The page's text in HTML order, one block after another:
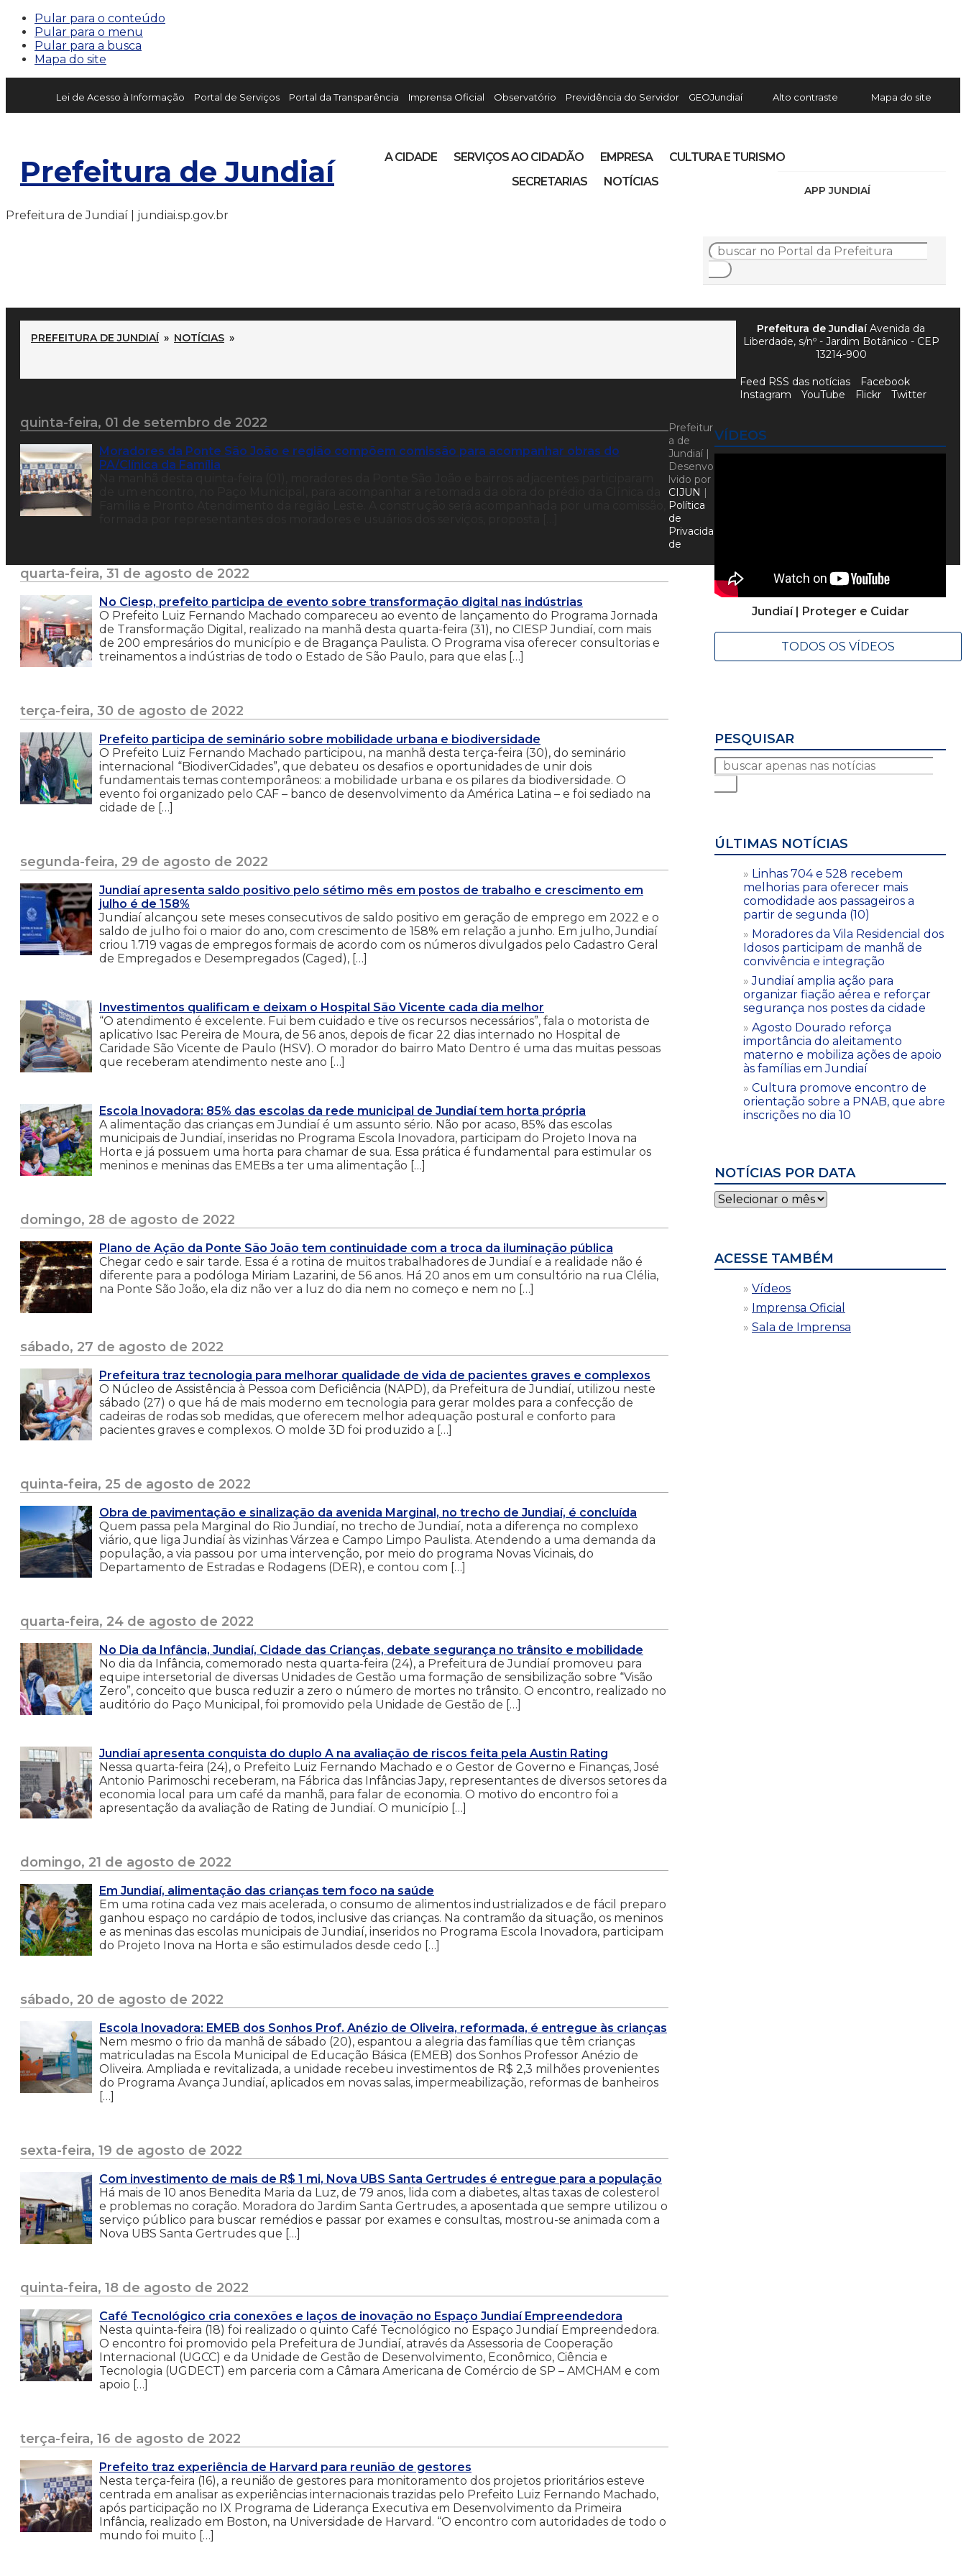
Pular para o conteúdo
Pular para o menu
Pular para a busca
Mapa do site
Lei de Acesso à Informação Portal de Serviços Portal da Transparência Imprensa Oficial Observatório Previdência do Servidor GEOJundiaí Alto contraste Mapa do site
Prefeitura de Jundiaí
APP JUNDIAÍ
A CIDADE SERVIÇOS AO CIDADÃO EMPRESA
CULTURA E TURISMO
SECRETARIAS
NOTÍCIAS
Prefeitura de Jundiaí | jundiai.sp.gov.br
PREFEITURA DE JUNDIAÍ » NOTÍCIAS »
quinta-feira, 01 de setembro de 2022
Moradores da Ponte São João e região compõem comissão para acompanhar obras do
PA/Clínica da Família
quarta-feira, 31 de agosto de 2022
No Ciesp, prefeito participa de evento sobre transformação digital nas indústrias
O Prefeito Luiz Fernando Machado compareceu ao evento de lançamento do Programa Jornada
de Transformação Digital, realizado na manhã desta quarta-feira (31), no CIESP Jundiaí, com mais
de 200 empresários do município e de Bragança Paulista. O Programa visa oferecer consultorias e
treinamentos a indústrias de todo o Estado de São Paulo, para que elas […]
terça-feira, 30 de agosto de 2022
Prefeito participa de seminário sobre mobilidade urbana e biodiversidade
O Prefeito Luiz Fernando Machado participou, na manhã desta terça-feira (30), do seminário
internacional “BiodiverCidades”, que debateu os desafios e oportunidades de unir dois
fundamentais temas contemporâneos: a mobilidade urbana e os pilares da biodiversidade. O
evento foi organizado pelo CAF – banco de desenvolvimento da América Latina – e foi sediado na
cidade de […]
segunda-feira, 29 de agosto de 2022
Jundiaí apresenta saldo positivo pelo sétimo mês em postos de trabalho e crescimento em
julho é de 158%
Jundiaí alcançou sete meses consecutivos de saldo positivo em geração de emprego em 2022 e o
saldo de julho foi o maior do ano, com crescimento de 158% em relação a junho. Em julho, Jundiaí
criou 1.719 vagas de empregos formais de acordo com os números divulgados pelo Cadastro Geral
de Empregados e Desempregados (Caged), […]
Investimentos qualificam e deixam o Hospital São Vicente cada dia melhor
“O atendimento é excelente. Fui bem cuidado e tive os recursos necessários”, fala o motorista de
aplicativo Isac Pereira de Moura, de 56 anos, depois de ficar 22 dias internado no Hospital de
Caridade São Vicente de Paulo (HSV). O morador do bairro Mato Dentro é uma das muitas pessoas
que receberam atendimento neste ano […]
Escola Inovadora: 85% das escolas da rede municipal de Jundiaí tem horta própria
A alimentação das crianças em Jundiaí é um assunto sério. Não por acaso, 85% das escolas
municipais de Jundiaí, inseridas no Programa Escola Inovadora, participam do Projeto Inova na
Horta e já possuem uma horta para chamar de sua. Essa prática é fundamental para estimular os
meninos e meninas das EMEBs a ter uma alimentação […]
domingo, 28 de agosto de 2022
Plano de Ação da Ponte São João tem continuidade com a troca da iluminação pública
Chegar cedo e sair tarde. Essa é a rotina de muitos trabalhadores de Jundiaí e a realidade não é
diferente para a podóloga Miriam Lazarini, de 56 anos. Há 20 anos em um consultório na rua Clélia,
na Ponte São João, ela diz não ver a luz do dia nem no começo e nem no […]
sábado, 27 de agosto de 2022
Prefeitura traz tecnologia para melhorar qualidade de vida de pacientes graves e complexos
O Núcleo de Assistência à Pessoa com Deficiência (NAPD), da Prefeitura de Jundiaí, utilizou neste
sábado (27) o que há de mais moderno em tecnologia para gerar moldes para a confecção de
cadeiras de rodas sob medidas, que oferecem melhor adequação postural e conforto para
pacientes graves e complexos. O molde 3D foi produzido a […]
quinta-feira, 25 de agosto de 2022
Obra de pavimentação e sinalização da avenida Marginal, no trecho de Jundiaí, é concluída
Quem passa pela Marginal do Rio Jundiaí, no trecho de Jundiaí, nota a diferença no complexo
viário, que liga Jundiaí às vizinhas Várzea e Campo Limpo Paulista. Atendendo a uma demanda da
população, a via passou por uma intervenção, por meio do programa Novas Vicinais, do
Departamento de Estradas e Rodagens (DER), e contou com […]
quarta-feira, 24 de agosto de 2022
No Dia da Infância, Jundiaí, Cidade das Crianças, debate segurança no trânsito e mobilidade
No dia da Infância, comemorado nesta quarta-feira (24), a Prefeitura de Jundiaí promoveu para
equipe intersetorial de diversas Unidades de Gestão uma formação de sensibilização sobre “Visão
Zero”, conceito que busca reduzir a zero o número de mortes no trânsito. O encontro, realizado no
auditório do Paço Municipal, foi promovido pela Unidade de Gestão de […]
Jundiaí apresenta conquista do duplo A na avaliação de riscos feita pela Austin Rating
Nessa quarta-feira (24), o Prefeito Luiz Fernando Machado e o Gestor de Governo e Finanças, José
Antonio Parimoschi receberam, na Fábrica das Infâncias Japy, representantes de diversos setores da
economia local para um café da manhã, para falar de economia. O motivo do encontro foi a
apresentação da avaliação de Rating de Jundiaí. O município […]
domingo, 21 de agosto de 2022
Em Jundiaí, alimentação das crianças tem foco na saúde
Em uma rotina cada vez mais acelerada, o consumo de alimentos industrializados e de fácil preparo
ganhou espaço no cardápio de todos, inclusive das crianças. Na contramão da situação, os meninos
e as meninas das escolas municipais de Jundiaí, inseridos no Programa Escola Inovadora, participam
do Projeto Inova na Horta e são estimulados desde cedo […]
sábado, 20 de agosto de 2022
Escola Inovadora: EMEB dos Sonhos Prof. Anézio de Oliveira, reformada, é entregue às crianças
Nem mesmo o frio da manhã de sábado (20), espantou a alegria das famílias que têm crianças
matriculadas na Escola Municipal de Educação Básica (EMEB) dos Sonhos Professor Anézio de
Oliveira. Ampliada e revitalizada, a unidade recebeu investimentos de R$ 2,3 milhões provenientes
do Programa Avança Jundiaí, aplicados em novas salas, impermeabilização, reformas de banheiros
[…]
sexta-feira, 19 de agosto de 2022
Com investimento de mais de R$ 1 mi, Nova UBS Santa Gertrudes é entregue para a população
Há mais de 10 anos Benedita Maria da Luz, de 79 anos, lida com a diabetes, altas taxas de colesterol
e problemas no coração. Moradora do Jardim Santa Gertrudes, a aposentada que sempre utilizou o
serviço público para buscar remédios e passar por exames e consultas, mostrou-se animada com a
Nova UBS Santa Gertrudes que […]
quinta-feira, 18 de agosto de 2022
Café Tecnológico cria conexões e laços de inovação no Espaço Jundiaí Empreendedora
Nesta quinta-feira (18) foi realizado o quinto Café Tecnológico no Espaço Jundiaí Empreendedora.
O encontro foi promovido pela Prefeitura de Jundiaí, através da Assessoria de Cooperação
Internacional (UGCC) e da Unidade de Gestão de Desenvolvimento, Econômico, Ciência e
Tecnologia (UGDECT) em parceria com a Câmara Americana de Comércio de SP – AMCHAM e com
apoio […]
terça-feira, 16 de agosto de 2022
Prefeito traz experiência de Harvard para reunião de gestores
Nesta terça-feira (16), a reunião de gestores para monitoramento dos projetos prioritários esteve
centrada em analisar as experiências internacionais trazidas pelo Prefeito Luiz Fernando Machado,
após participação no IX Programa de Liderança Executiva em Desenvolvimento da Primeira
Infância, realizado em Boston, na Universidade de Harvard. “O encontro com autoridades de todo o
mundo foi muito […]
VÍDEOS
Jundiaí | Proteger e Cuidar
TODOS OS VÍDEOS
PESQUISAR
ÚLTIMAS NOTÍCIAS
Linhas 704 e 528 recebem
melhorias para oferecer mais
comodidade aos passageiros a
partir de segunda (10)
Moradores da Vila Residencial dos
Idosos participam de manhã de
convivência e integração
Jundiaí amplia ação para
organizar fiação aérea e reforçar
segurança nos postes da cidade
Agosto Dourado reforça
importância do aleitamento
materno e mobiliza ações de apoio
às famílias em Jundiaí
Cultura promove encontro de
orientação sobre a PNAB, que abre
inscrições no dia 10
NOTÍCIAS POR DATA
Notícias
por
ACESSE TAMBÉM
Vídeos
Imprensa Oficial
Sala de Imprensa
Prefeitura de JundiaíAvenida da
Liberdade, s/nº - Jardim Botânico - CEP
13214-900
Feed RSS das notícias
Facebook
Instagram
YouTube Flickr Twitter
Prefeitur
a de
Jundiaí |
Desenvo
lvido por
CIJUN |
Política
de
Privacida
de